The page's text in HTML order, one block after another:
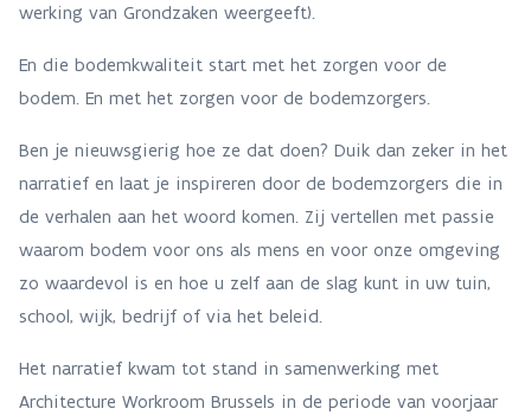
werking van Grondzaken weergeeft).
En die bodemkwaliteit start met het zorgen voor de
bodem. En met het zorgen voor de bodemzorgers.
Ben je nieuwsgierig hoe ze dat doen? Duik dan zeker in het
narratief en laat je inspireren door de bodemzorgers die in
de verhalen aan het woord komen. Zij vertellen met passie
waarom bodem voor ons als mens en voor onze omgeving
zo waardevol is en hoe u zelf aan de slag kunt in uw tuin,
school, wijk, bedrijf of via het beleid.
Het narratief kwam tot stand in samenwerking met
Architecture Workroom Brussels in de periode van voorjaar